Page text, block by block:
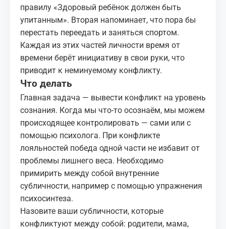
правилу «Здоровый ребёнок должен быть
упитанным». Вторая напоминает, что пора бы
перестать переедать и заняться спортом.
Каждая из этих частей личности время от
времени берёт инициативу в свои руки, что
приводит к неминуемому конфликту.
Что делать
Главная задача — вывести конфликт на уровень
сознания. Когда мы что‑то осознаём, мы можем
происходящее контролировать — сами или с
помощью психолога. При конфликте
лояльностей победа одной части не избавит от
проблемы лишнего веса. Необходимо
примирить между собой внутренние
субличности, например с помощью упражнения
психосинтеза.
Назовите ваши субличности, которые
конфликтуют между собой: родители, мама,